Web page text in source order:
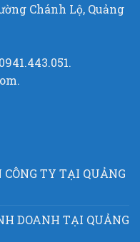
Chánh Lộ, Quảng
TY TẠI QUẢNG
DOANH TẠI QUẢNG